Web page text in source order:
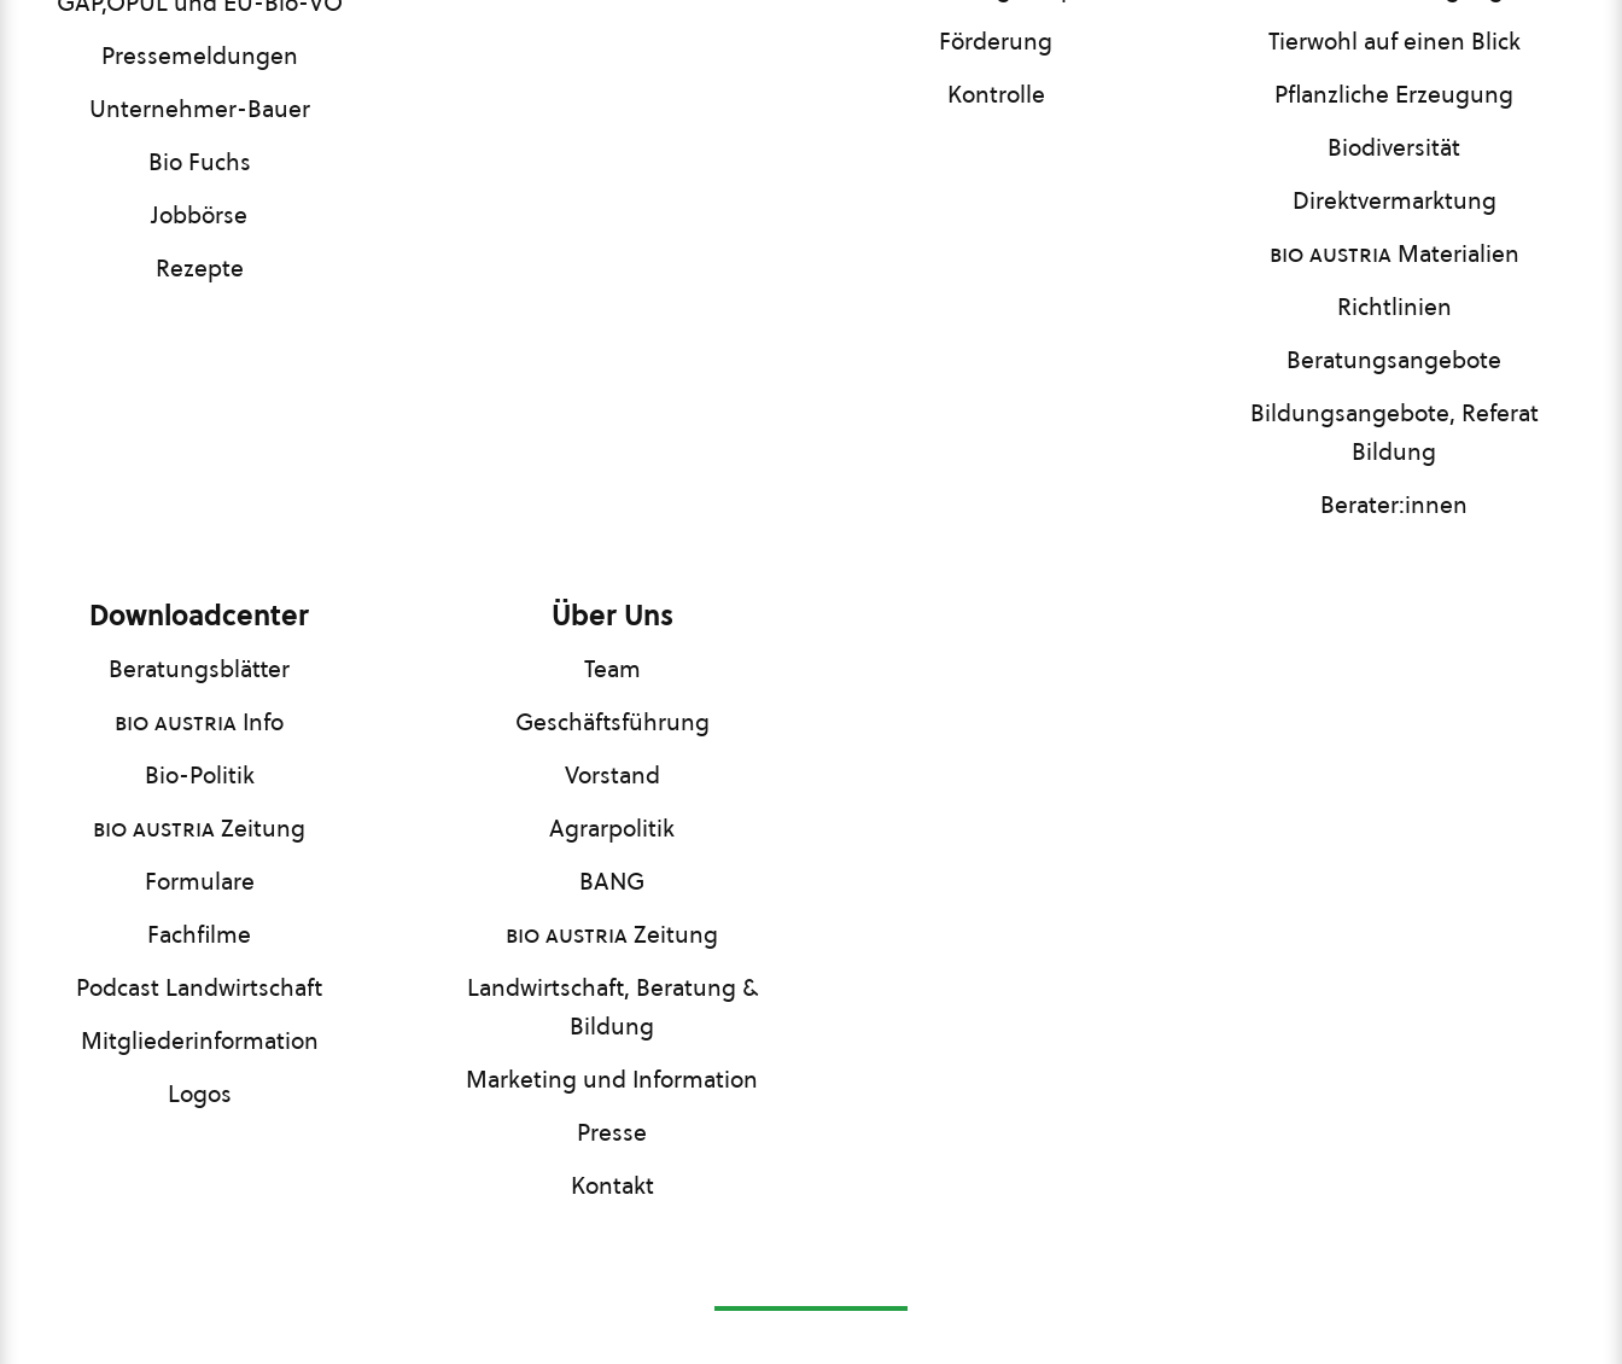
Pressemeldungen
Unternehmer-Bauer
Bio Fuchs
Jobbörse
Rezepte
Förderung
Kontrolle
Tierwohl auf einen Blick
Pflanzliche Erzeugung
Biodiversität
Direktvermarktung
bio austriaMaterialien
Richtlinien
Beratungsangebote
Bildungsangebote, Referat
Bildung
Berater:innen
Downloadcenter
Beratungsblätter
bio austria Info
Bio-Politik
bio austriaZeitung
Formulare
Fachfilme
Podcast Landwirtschaft
Mitgliederinformation
Logos
Über Uns
Team
Geschäftsführung
Vorstand
Agrarpolitik
BANG
bio austriaZeitung
Landwirtschaft, Beratung &
Bildung
Marketing und Information
Presse
Kontakt